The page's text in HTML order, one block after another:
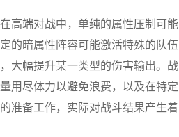
高端对战中，单纯的属性压制可能
的暗属性阵容可能激活特殊的队伍
大幅提升某一类型的伤害输出。战
用尽体力以避免浪费，以及在特定
准备工作，实际对战斗结果产生着